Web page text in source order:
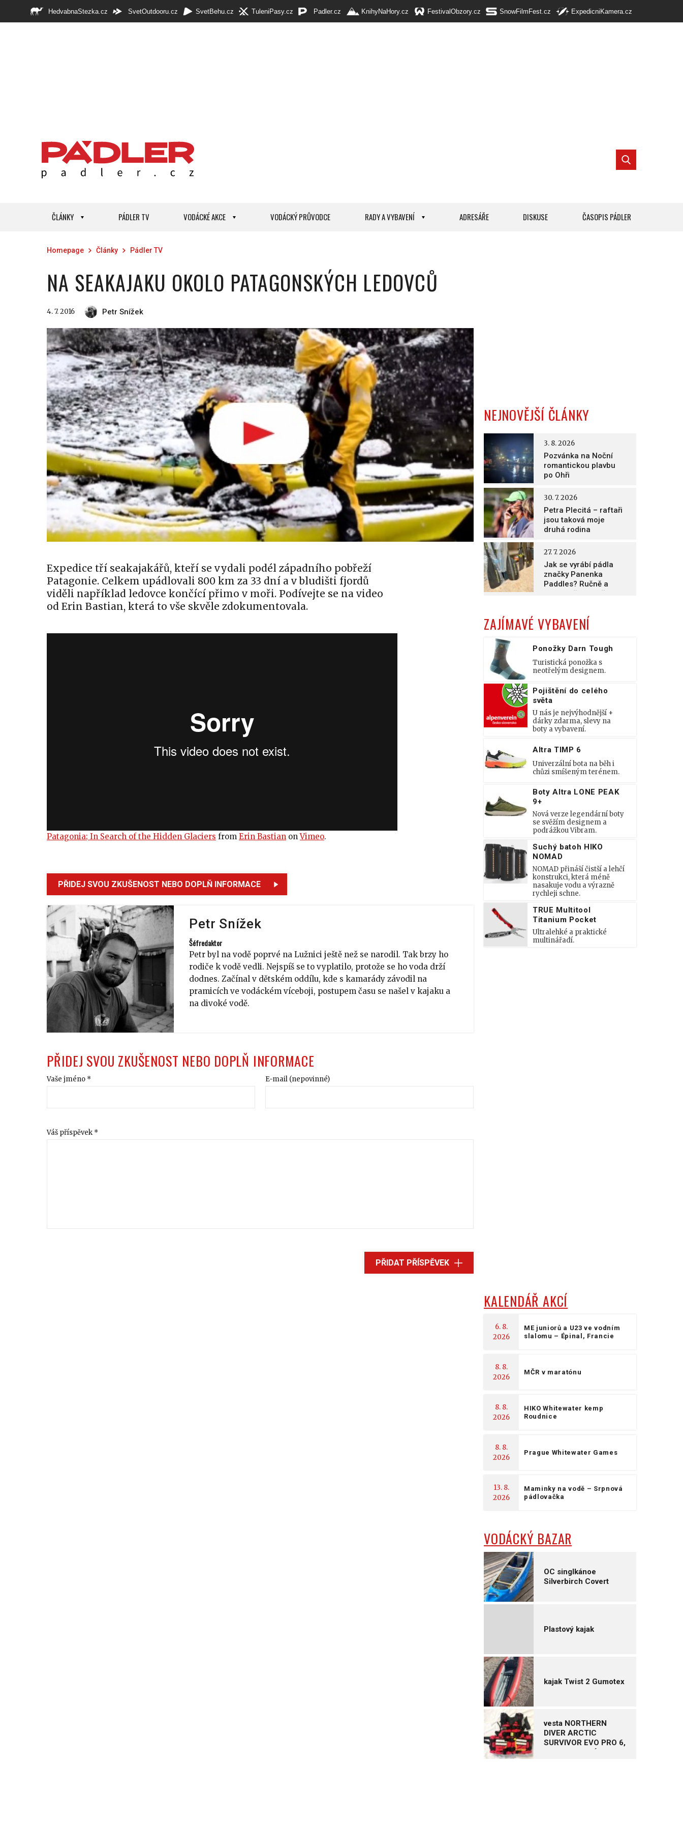
HedvabnaStezka.cz SvetOutdooru.cz SvetBehu.cz TuleniPasy.cz Padler.cz KnihyNaHory.cz FestivalObzory.cz SnowFilmFest.cz ExpedicniKamera.cz
ČLÁNKY PÁDLER TV VODÁCKÉ AKCE VODÁCKÝ PRŮVODCE RADY A VYBAVENÍ ADRESÁŘE DISKUSE ČASOPIS PÁDLER
Homepage Články Pádler TV
NA SEAKAJAKU OKOLO PATAGONSKÝCH LEDOVCŮ
4. 7. 2016 Petr Snížek
Expedice tří seakajakářů, kteří se vydali podél západního pobřeží
Patagonie. Celkem upádlovali 800 km za 33 dní a v bludišti fjordů
viděli například ledovce končící přimo v moři. Podívejte se na video
od Erin Bastian, která to vše skvěle zdokumentovala.
Patagonia; In Search of the Hidden Glaciers from Erin Bastian onVimeo.
PŘIDEJ SVOU ZKUŠENOST NEBO DOPLŇ INFORMACE
Petr Snížek
Šéfredaktor
Petr byl na vodě poprvé na Lužnici ještě než se narodil. Tak brzy ho
rodiče k vodě vedli. Nejspíš se to vyplatilo, protože se ho voda drží
dodnes. Začínal v dětském oddílu, kde s kamarády závodil na
pramicích ve vodáckém víceboji, postupem času se našel v kajaku a
na divoké vodě.
PŘIDEJ SVOU ZKUŠENOST NEBO DOPLŇ INFORMACE
Vaše jméno * E-mail (nepovinné)
Váš příspěvek *
PŘIDAT PŘÍSPĚVEK
NEJNOVĚJŠÍ ČLÁNKY
Pozvánka na Noční
romantickou plavbu
po Ohři
3. 8. 2026
Petra Plecitá – raftaři
jsou taková moje
druhá rodina
30. 7. 2026
Jak se vyrábí pádla
značky Panenka
Paddles? Ručně a
nesmírně poctivě!
27. 7. 2026
ZAJÍMAVÉ VYBAVENÍ
Ponožky Darn Tough
Turistická ponožka s
neotřelým designem.
Pojištění do celého
světa
U nás je nejvýhodnější +
dárky zdarma, slevy na
boty a vybavení.
Altra TIMP 6
Univerzální bota na běh i
chůzi smíšeným terénem.
Boty Altra LONE PEAK
9+
Nová verze legendární boty
se svěžím designem a
podrážkou Vibram.
Suchý batoh HIKO
NOMAD
NOMAD přináší čistší a lehčí
konstrukci, která méně
nasakuje vodu a výrazně
rychleji schne.
TRUE Multitool
Titanium Pocket
Ultralehké a praktické
multinářadí.
KALENDÁŘ AKCÍ
6. 8.
2026
ME juniorů a U23 ve vodním
slalomu – Épinal, Francie
8. 8.
2026
MČR v maratónu
8. 8.
2026
HIKO Whitewater kemp
Roudnice
8. 8.
2026
Prague Whitewater Games
13. 8.
2026
Maminky na vodě – Srpnová
pádlovačka
VODÁCKÝ BAZAR
OC singlkánoe
Silverbirch Covert
Plastový kajak
kajak Twist 2 Gumotex
vesta NORTHERN
DIVER ARCTIC
SURVIVOR EVO PRO 6,
vel. XL – NOVÁ